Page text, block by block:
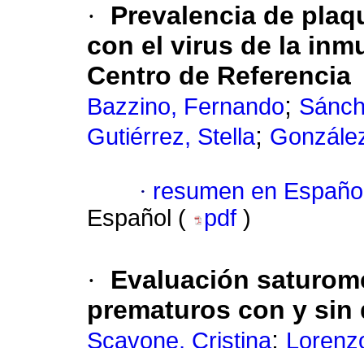
·
Prevalencia de
con el virus de la
Centro de Referencia
Bazzino, Fernando;
Gutiérrez, Stella;
· resumen en
Español (
pdf )
·
Evaluación
prematuros con y
Scavone, Cristina;